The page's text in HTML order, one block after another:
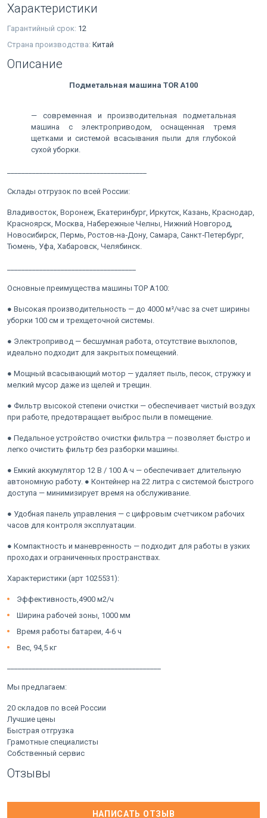
Характеристики
Гарантийный срок: 12
Страна производства: Китай
Описание
Подметальная машина TOR A100
— современная и производительная подметальная
машина с электроприводом, оснащенная тремя
щетками и системой всасывания пыли для глубокой
сухой уборки.
Склады отгрузок по всей России:
Владивосток, Воронеж, Екатеринбург, Иркутск, Казань, Краснодар,
Красноярск, Москва, Набережные Челны, Нижний Новгород,
Новосибирск, Пермь, Ростов‑на‑Дону, Самара, Санкт‑Петербург,
Тюмень, Уфа, Хабаровск, Челябинск.
Основные преимущества машины TOP A100:
● Высокая производительность — до 4000 м²/час за счет ширины
уборки 100 см и трехщеточной системы.
● Электропривод — бесшумная работа, отсутствие выхлопов,
идеально подходит для закрытых помещений.
● Мощный всасывающий мотор — удаляет пыль, песок, стружку и
мелкий мусор даже из щелей и трещин.
● Фильтр высокой степени очистки — обеспечивает чистый воздух
при работе, предотвращает выброс пыли в помещение.
● Педальное устройство очистки фильтра — позволяет быстро и
легко очистить фильтр без разборки машины.
● Емкий аккумулятор 12 В / 100 А·ч — обеспечивает длительную
автономную работу. ● Контейнер на 22 литра с системой быстрого
доступа — минимизирует время на обслуживание.
● Удобная панель управления — с цифровым счетчиком рабочих
часов для контроля эксплуатации.
● Компактность и маневренность — подходит для работы в узких
проходах и ограниченных пространствах.
Характеристики (арт 1025531):
Эффективность,4900 м2/ч
Ширина рабочей зоны, 1000 мм
Время работы батареи, 4-6 ч
Вес, 94,5 кг
Мы предлагаем:
20 складов по всей России
Лучшие цены
Быстрая отгрузка
Грамотные специалисты
Собственный сервис
Отзывы
НАПИСАТЬ ОТЗЫВ